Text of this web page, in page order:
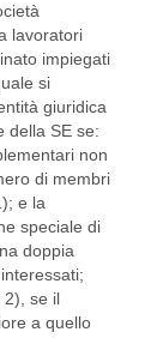
lavoratori
impiegati
si
giuridica
della SE se:
non
di membri
e la
speciale di
doppia
2), se il
a quello